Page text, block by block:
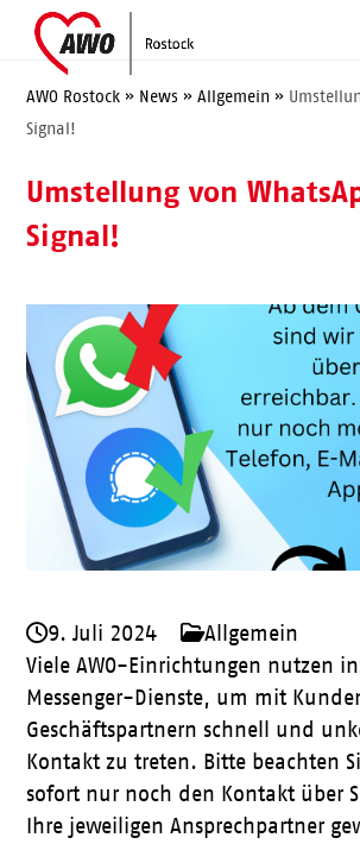
content
Open
mobile
menu
Close
mobile
menu
AWO Rostock » News »Allgemein »
Signal!
Umstellung von
Signal!
9. Juli 2024
Allgemein
Viele AWO-Einrichtungen nutzen
Messenger-Dienste, um mit
Geschäftspartnern schnell und
Kontakt zu treten. Bitte beachten
sofort nur noch den Kontakt über
Ihre jeweiligen Ansprechpartner